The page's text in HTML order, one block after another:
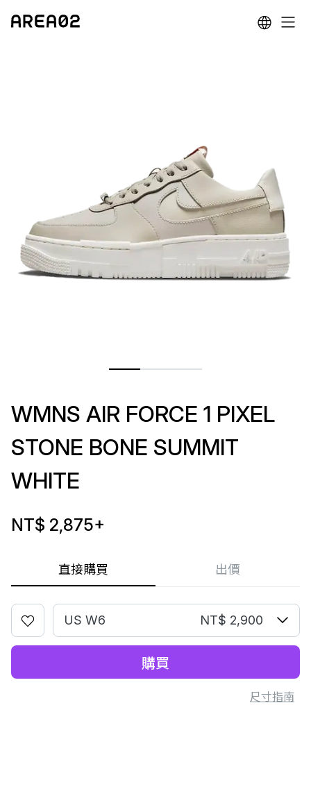
直接購買 出價
WMNS AIR FORCE 1 PIXEL
STONE BONE SUMMIT
WHITE
NT$ 2,875+
US W6 NT$ 2,900
購買
尺寸指南